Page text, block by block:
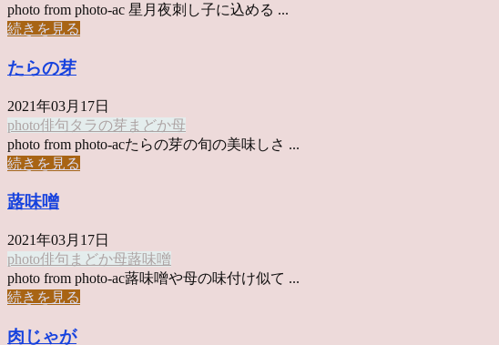
photo from photo-ac 星月夜刺し子に込める ...
続きを見る
たらの芽
2021年03月17日
photo俳句タラの芽 まどか母
photo from photo-acたらの芽の旬の美味しさ ...
続きを見る
蕗味噌
2021年03月17日
photo俳句 まどか母蕗味噌
photo from photo-ac蕗味噌や母の味付け似て ...
続きを見る
肉じゃが